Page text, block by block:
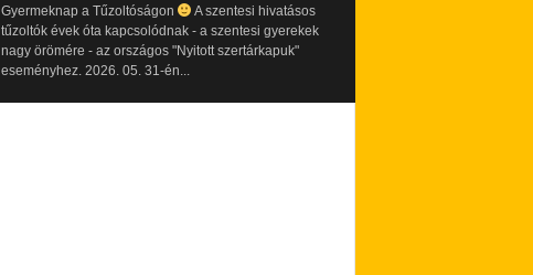
Gyermeknap a Tűzoltóságon
A szentesi hivatásos
tűzoltók évek óta kapcsolódnak - a szentesi gyerekek
nagy örömére - az országos "Nyitott szertárkapuk"
eseményhez. 2026. 05. 31-én...